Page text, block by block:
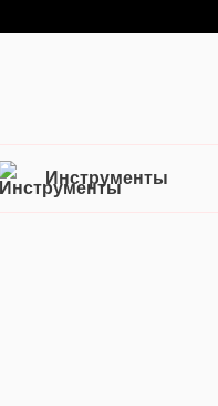
Инструменты